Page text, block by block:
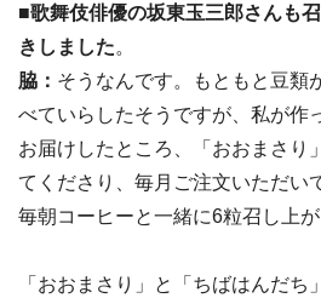
■歌舞伎俳優の坂東玉三郎さんも
きしました。
脇： そうなんです。もともと豆類
べていらしたそうですが、私が作
お届けしたところ、「おおまさり
てくださり、毎月ご注文いただい
毎朝コーヒーと一緒に6粒召し上
「おおまさり」と「ちばはんだち